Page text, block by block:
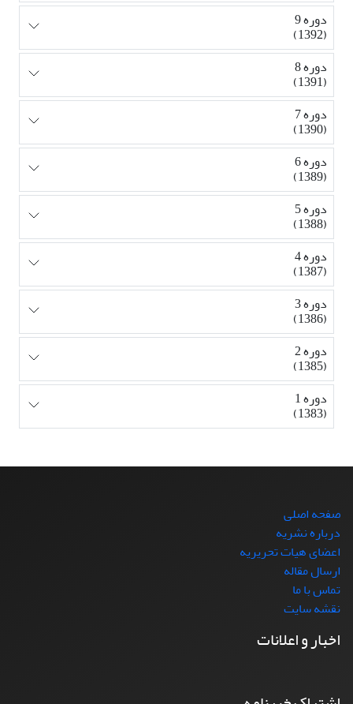
دوره 9
(1392)
دوره 8
(1391)
دوره 7
(1390)
دوره 6
(1389)
دوره 5
(1388)
دوره 4
(1387)
دوره 3
(1386)
دوره 2
(1385)
دوره 1
(1383)
صفحه اصلی
درباره نشریه
اعضای هیات تحریریه
ارسال مقاله
تماس با ما
نقشه سایت
اخبار و اعلانات